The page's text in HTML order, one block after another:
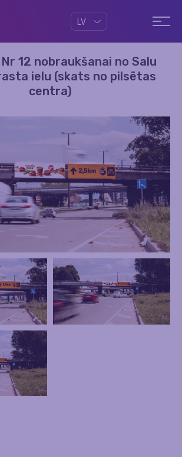
LV
12 nobraukšanai no Salu
ielu (skats no pilsētas
centra)